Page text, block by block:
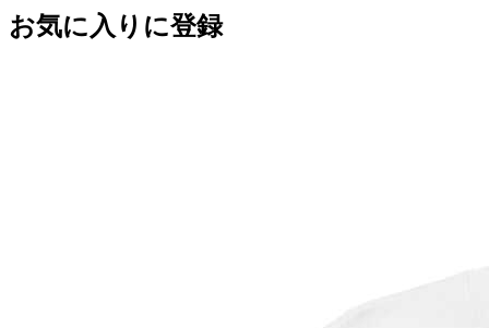
お気に入りに登録